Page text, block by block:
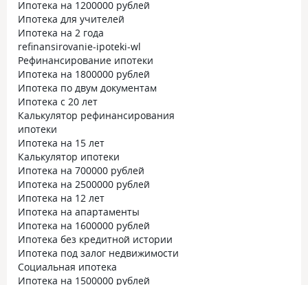
Ипотека на 1200000 рублей
Ипотека для учителей
Ипотека на 2 года
refinansirovanie-ipoteki-wl
Рефинансирование ипотеки
Ипотека на 1800000 рублей
Ипотека по двум документам
Ипотека с 20 лет
Калькулятор рефинансирования
ипотеки
Ипотека на 15 лет
Калькулятор ипотеки
Ипотека на 700000 рублей
Ипотека на 2500000 рублей
Ипотека на 12 лет
Ипотека на апартаменты
Ипотека на 1600000 рублей
Ипотека без кредитной истории
Ипотека под залог недвижимости
Социальная ипотека
Ипотека на 1500000 рублей